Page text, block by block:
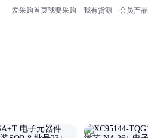
爱采购首页我要采购 我有货源 会员产品